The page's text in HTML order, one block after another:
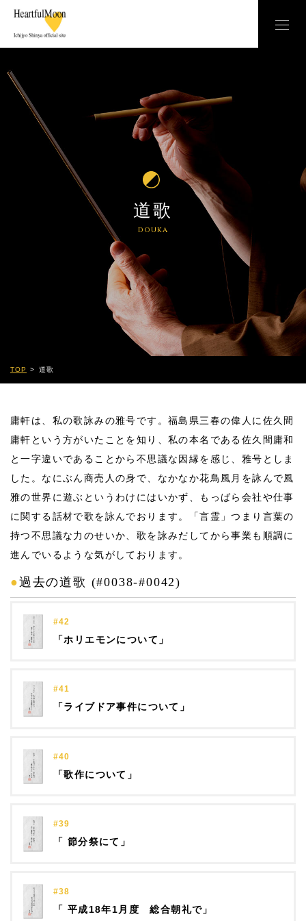
道歌
DOUKA
TOP 道歌
庸軒は、私の歌詠みの雅号です。福島県三春の偉人に佐久間
庸軒という方がいたことを知り、私の本名である佐久間庸和
と一字違いであることから不思議な因縁を感じ、雅号としま
した。なにぶん商売人の身で、なかなか花鳥風月を詠んで風
雅の世界に遊ぶというわけにはいかず、もっばら会社や仕事
に関する話材で歌を詠んでおります。「言霊」つまり言葉の
持つ不思議な力のせいか、歌を詠みだしてから事業も順調に
進んでいるような気がしております。
●過去の道歌 (#0038-#0042)
#42
「ホリエモンについて」
#41
「ライブドア事件について」
#40
「歌作について」
#39
「 節分祭にて」
#38
「 平成18年1月度 総合朝礼で」